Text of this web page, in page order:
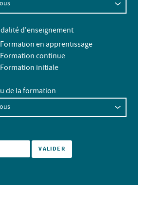
d'enseignement
Formation en apprentissage
Formation continue
Formation initiale
de la formation